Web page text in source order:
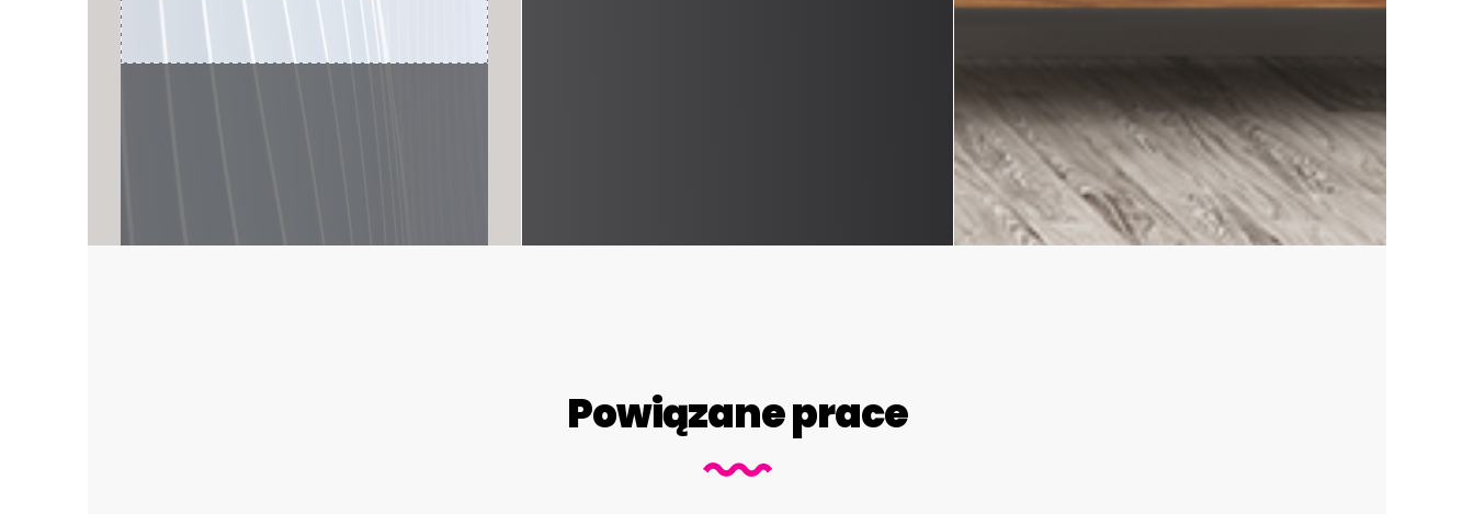
Powiązane prace